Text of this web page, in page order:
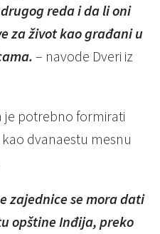
reda i da li oni
za život kao građani u
– navode Dveri iz
je potrebno formirati
dvanaestu mesnu
zajednice se mora dati
opštine Inđija, preko